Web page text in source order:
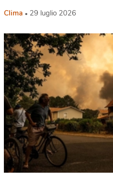
Clima 29 luglio 2026